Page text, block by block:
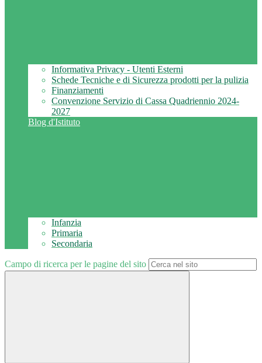
Informativa Privacy - Utenti Esterni
Schede Tecniche e di Sicurezza prodotti per la pulizia
Finanziamenti
Convenzione Servizio di Cassa Quadriennio 2024-
2027
Blog d'Istituto
Infanzia
Primaria
Secondaria
Campo di ricerca per le pagine del sito